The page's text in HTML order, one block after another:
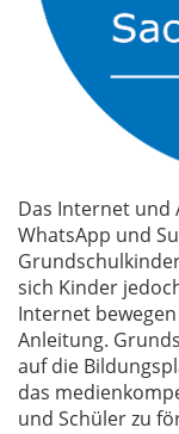
Das Internet und
WhatsApp und
sich Kinder
Internet
Anleitung.
auf die
das
und Schüler zu